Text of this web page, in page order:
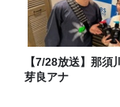
【7/28放送】那須
芽良アナ